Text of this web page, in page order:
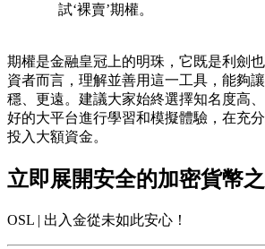
試‘裸賣’期權。
期權是金融皇冠上的明珠，它既是利劍
資者而言，理解並善用這一工具，能夠
穩、更遠。建議大家始終選擇知名度高
好的大平台進行學習和模擬體驗，在充
投入大額資金。
立即展開安全的加密貨幣
OSL | 出入金從未如此安心！